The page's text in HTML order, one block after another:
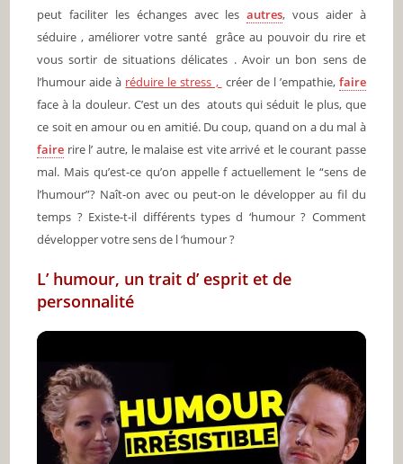
peut faciliter les échanges avec lesautres, vous aider à
séduire , améliorer votre santé grâce au pouvoir du rire et
vous sortir de situations délicates . Avoir un bon sens de
l’humour aide à réduire le stress , créer de l ’empathie, faire
face à la douleur. C’est un des atouts qui séduit le plus, que
ce soit en amour ou en amitié. Du coup, quand on a du mal à
faire rire l’ autre, le malaise est vite arrivé et le courant passe
mal. Mais qu’est-ce qu’on appelle f actuellement le “sens de
l’humour”? Naît-on avec ou peut-on le développer au fil du
temps ? Existe-t-il différents types d ‘humour ? Comment
développer votre sens de l ‘humour ?
L’ humour, un trait d’ esprit et de
personnalité